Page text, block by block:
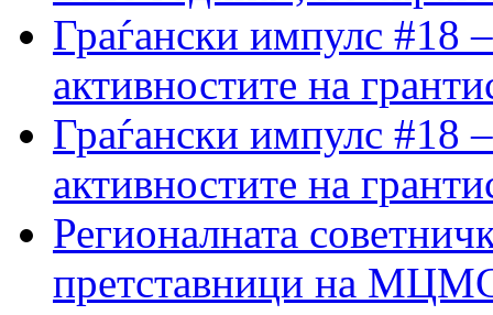
Граѓански импулс #18
активностите на
Граѓански импулс #18
активностите на
Регионалната
претставници на МЦМС